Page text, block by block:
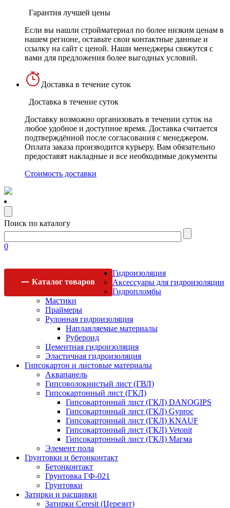
Гарантия лучшей цены
Если вы нашли стройматериал по более низким ценам в
нашем регионе, оставьте свои контактные данные и
ссылку на сайт с ценой. Наши менеджеры свяжутся с
вами для предложения более выгодных условий.
Доставка в течение суток
Доставка в течение суток
Доставку возможно организовать в течении суток на
любое удобное и доступное время. Доставка считается
подтверждённой после согласования с менеджером.
Оплата заказа производится курьеру. Вам обязательно
предоставят накладные и все необходимые документы
Стоимость доставки
Поиск по каталогу
0
Каталог товаров
Гидроизоляция
Аксессуары для гидроизоляции
Гидропломбы
Мастики
Праймеры
Рулонная гидроизоляция
Наплавляемые материалы
Рубероид
Цементная гидроизоляция
Эластичная гидроизоляция
Гипсокартон и листовые материалы
Аквапанель
Гипсоволокнистый лист (ГВЛ)
Гипсокартонный лист (ГКЛ)
Гипсокартонный лист (ГКЛ) DANOGIPS
Гипсокартонный лист (ГКЛ) Gyproc
Гипсокартонный лист (ГКЛ) KNAUF
Гипсокартонный лист (ГКЛ) Vetonit
Гипсокартонный лист (ГКЛ) Магма
Элемент пола
Грунтовки и бетонконтакт
Бетонконтакт
Грунтовка ГФ-021
Грунтовки
Затирки и расшивки
Затирки Ceresit (Церезит)